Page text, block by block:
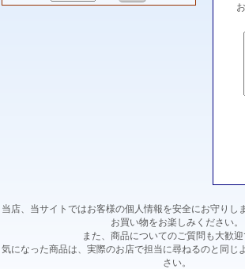
当店、当サイトではお客様の個人情報を安全にお守りし
お買い物をお楽しみください。
また、商品についてのご質問も大歓迎
気になった商品は、実際のお店で担当に尋ねるのと同じ
さい。